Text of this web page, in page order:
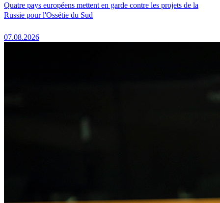
Quatre pays européens mettent en garde contre les projets de la
Russie pour l'Ossétie du Sud
07.08.2026